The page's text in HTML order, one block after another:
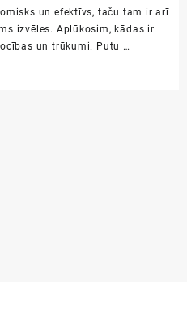
un efektīvs, taču tam ir arī
izvēles. Aplūkosim, kādas ir
un trūkumi. Putu …